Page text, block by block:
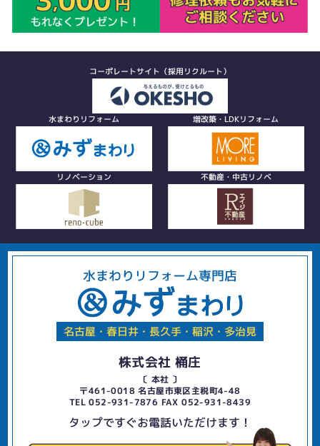
コーポレートサイト（採用リクルート）
水まわりリフォーム 増改築・LDKリフォーム
リノベーション 不動産・中古リノベ
水まわりリフォーム専門店
名古屋・春日井・長久手・稲沢・多治見
株式会社 桶庄
〔 本社 〕
〒461-0018 名古屋市東区主税町4-48
TEL 052-931-7876 FAX 052-931-8439
タップですぐお電話いただけます！